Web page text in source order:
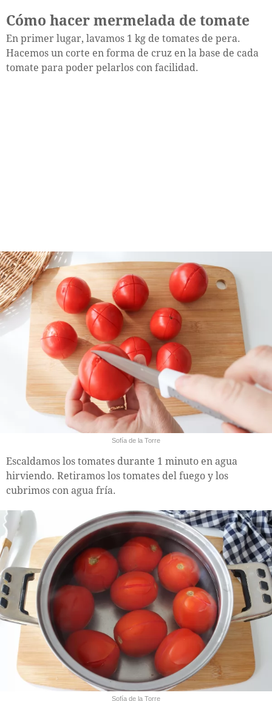
Cómo hacer mermelada de tomate
En primer lugar, lavamos 1 kg de tomates de pera.
Hacemos un corte en forma de cruz en la base de cada
tomate para poder pelarlos con facilidad.
Sofía de la Torre
Escaldamos los tomates durante 1 minuto en agua
hirviendo. Retiramos los tomates del fuego y los
cubrimos con agua fría.
Sofía de la Torre